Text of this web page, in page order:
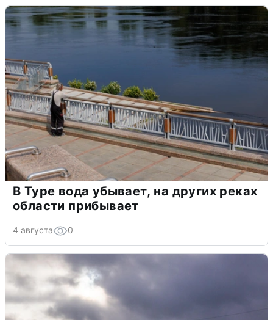
В Туре вода убывает, на других реках
области прибывает
4 августа 0